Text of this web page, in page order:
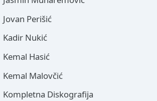
Jovan Perišić
Kadir Nukić
Kemal Hasić
Kemal Malovčić
Kompletna Diskografija